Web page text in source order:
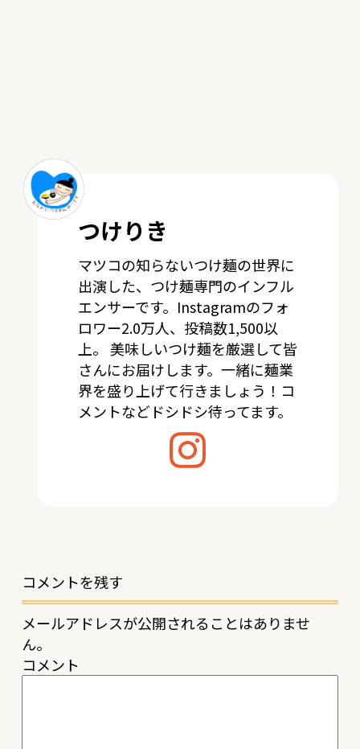
つけりき
マツコの知らないつけ麺の世界に
出演した、つけ麺専門のインフル
エンサーです。Instagramのフォ
ロワー2.0万人、投稿数1,500以
上。 美味しいつけ麺を厳選して皆
さんにお届けします。一緒に麺業
界を盛り上げて行きましょう！コ
メントなどドシドシ待ってます。
コメントを残す
メールアドレスが公開されることはありませ
ん。
コメント